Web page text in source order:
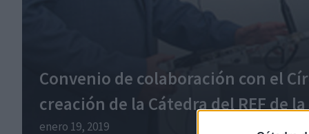
Convenio de colaboración con el
creación de la Cátedra del REF de la
enero 19, 2019